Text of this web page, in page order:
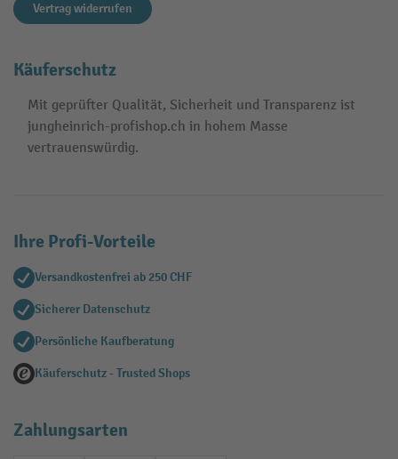
Vertrag widerrufen
Käuferschutz
Mit geprüfter Qualität, Sicherheit und Transparenz ist
jungheinrich-profishop.ch in hohem Masse
vertrauenswürdig.
Ihre Profi-Vorteile
Versandkostenfrei ab 250 CHF
Sicherer Datenschutz
Persönliche Kaufberatung
Käuferschutz - Trusted Shops
Zahlungsarten